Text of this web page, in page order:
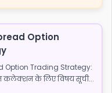
Option
Option Trading Strategy:
कलेक्शन के लिए विषय सूची...